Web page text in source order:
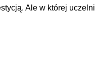
Ale w której uczelni